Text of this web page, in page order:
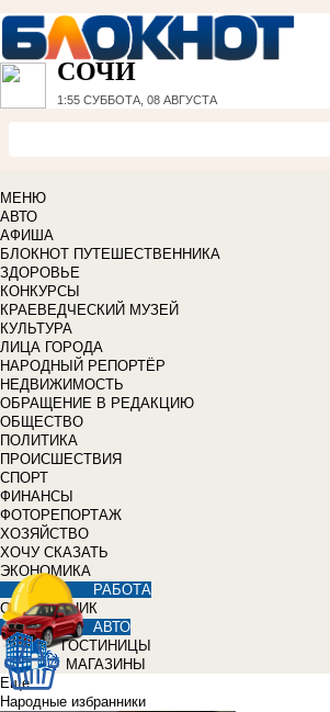
СОЧИ
1:55 СУББОТА, 08 АВГУСТА
МЕНЮ
АВТО
АФИША
БЛОКНОТ ПУТЕШЕСТВЕННИКА
ЗДОРОВЬЕ
КОНКУРСЫ
КРАЕВЕДЧЕСКИЙ МУЗЕЙ
КУЛЬТУРА
ЛИЦА ГОРОДА
НАРОДНЫЙ РЕПОРТЁР
НЕДВИЖИМОСТЬ
ОБРАЩЕНИЕ В РЕДАКЦИЮ
ОБЩЕСТВО
ПОЛИТИКА
ПРОИСШЕСТВИЯ
СПОРТ
ФИНАНСЫ
ФОТОРЕПОРТАЖ
ХОЗЯЙСТВО
ХОЧУ СКАЗАТЬ
ЭКОНОМИКА
РАБОТА
СПРАВОЧНИК
АВТО
ГОСТИНИЦЫ
МАГАЗИНЫ
Еще
Народные избранники